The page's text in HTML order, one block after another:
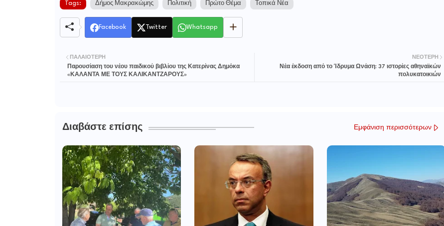
Tags: Δήμος Μακρακώμης Πολιτική Πρώτο Θέμα Τοπικά Νέα
Facebook Twitter Whatsapp
ΝΕΌΤΕΡΗ
Νέα έκδοση από το Ίδρυμα Ωνάση: 37 ιστορίες αθηναϊκών
πολυκατοικιών
ΠΑΛΑΙΌΤΕΡΗ
Παρουσίαση του νέου παιδικού βιβλίου της Κατερίνας Δημόκα
«ΚΑΛΑΝΤΑ ΜΕ ΤΟΥΣ ΚΑΛΙΚΑΝΤΖΑΡΟΥΣ»
Διαβάστε επίσης Εμφάνιση περισσότερων